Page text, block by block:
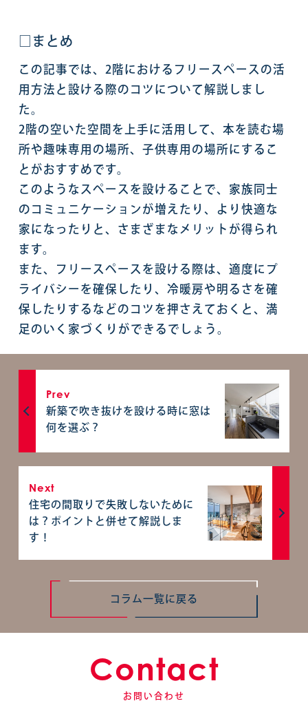
□まとめ
この記事では、2階におけるフリースペースの活
用方法と設ける際のコツについて解説しまし
た。
2階の空いた空間を上手に活用して、本を読む場
所や趣味専用の場所、子供専用の場所にするこ
とがおすすめです。
このようなスペースを設けることで、家族同士
のコミュニケーションが増えたり、より快適な
家になったりと、さまざまなメリットが得られ
ます。
また、フリースペースを設ける際は、適度にプ
ライバシーを確保したり、冷暖房や明るさを確
保したりするなどのコツを押さえておくと、満
足のいく家づくりができるでしょう。
Prev
新築で吹き抜けを設ける時に窓は
何を選ぶ？
Next
住宅の間取りで失敗しないために
は？ポイントと併せて解説しま
す！
コラム一覧に戻る
Contact
お問い合わせ